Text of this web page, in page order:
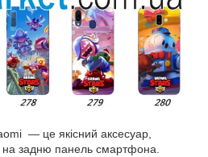
— це якісний аксесуар,
на задню панель смартфона.